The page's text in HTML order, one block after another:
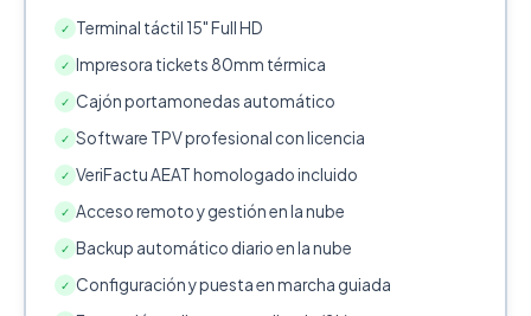
✓ Terminal táctil 15" Full HD
✓ Impresora tickets 80mm térmica
✓ Cajón portamonedas automático
✓ Software TPV profesional con licencia
✓ VeriFactu AEAT homologado incluido
✓ Acceso remoto y gestión en la nube
✓ Backup automático diario en la nube
✓ Configuración y puesta en marcha guiada